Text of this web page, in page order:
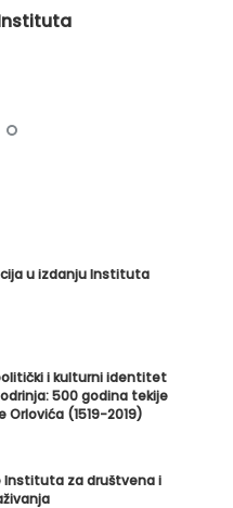
u izdanju Instituta
i kulturni identitet
500 godina tekije
Orlovića (1519-2019)
Instituta za društvena i